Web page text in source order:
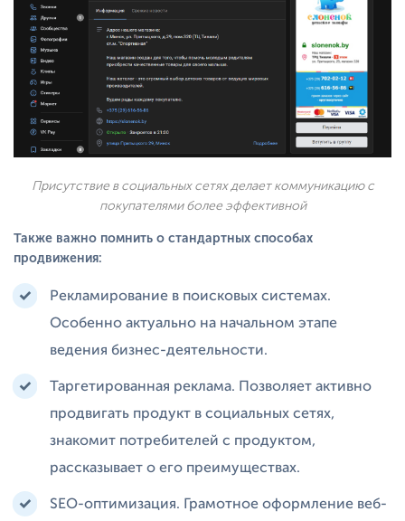
Присутствие в социальных сетях делает коммуникацию с
покупателями более эффективной
Также важно помнить о стандартных способах
продвижения:
Рекламирование в поисковых системах.
Особенно актуально на начальном этапе
ведения бизнес-деятельности.
Таргетированная реклама. Позволяет активно
продвигать продукт в социальных сетях,
знакомит потребителей с продуктом,
рассказывает о его преимуществах.
SEO-оптимизация. Грамотное оформление веб-